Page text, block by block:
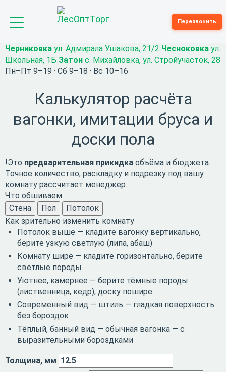
Toggle
Перезвонить
Черниковка ул. Адмирала Ушакова, 21/2 Чесноковка ул.
Школьная, 1Б Затон с. Михайловка, ул. Стройучасток, 28
Пн–Пт 9–19 · Сб 9–18 · Вс 10–16
Калькулятор расчёта
вагонки, имитации бруса и
доски пола
!Это предварительная прикидка объёма и бюджета.
Точное количество, раскладку и подрезку под вашу
комнату рассчитает менеджер.
Что обшиваем:
Стена
Пол
Потолок
Как зрительно изменить комнату
Потолок выше — кладите вагонку вертикально,
берите узкую светлую (липа, абаш)
Комнату шире — кладите горизонтально, берите
светлые породы
Уютнее, камернее — берите тёмные породы
(лиственница, кедр), доску пошире
Современный вид — штиль — гладкая поверхность
без бороздок
Тёплый, банный вид — обычная вагонка — с
выразительными бороздками
Толщина, мм